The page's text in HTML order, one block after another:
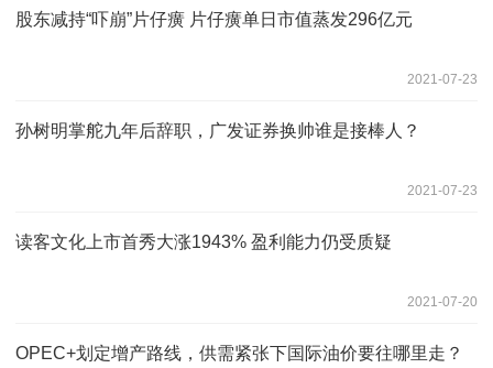
股东减持“吓崩”片仔癀 片仔癀单日市值蒸发296亿元
2021-07-23
孙树明掌舵九年后辞职，广发证券换帅谁是接棒人？
2021-07-23
读客文化上市首秀大涨1943% 盈利能力仍受质疑
2021-07-20
OPEC+划定增产路线，供需紧张下国际油价要往哪里走？